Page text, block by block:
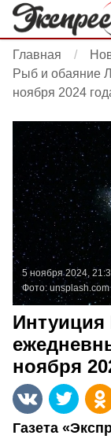
Главная
Рыб и обаяние
ноября 2024
5 ноября 2024,
Фото:unsplash.com
ноября
Газета